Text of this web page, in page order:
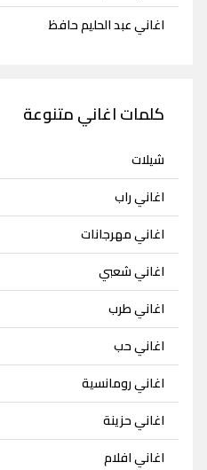
اغاني عبد الحليم حافظ
كلمات اغاني متنوعة
شيلات
اغاني راب
اغاني مهرجانات
اغاني شعبي
اغاني طرب
اغاني حب
اغاني رومانسية
اغاني حزينة
اغاني افلام